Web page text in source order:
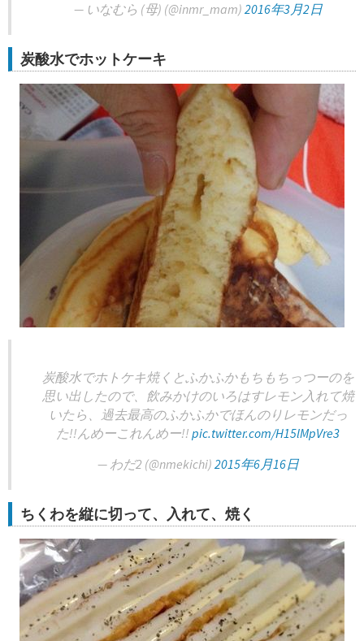
— いなむら (母) (@inmr_mam) 2016年3月2日
炭酸水でホットケーキ
炭酸水でホトケキ焼くとふかふかもちもちっつーのを
思い出したので、飲みかけのいろはすレモン入れて焼
いたら、過去最高のふかふかでほんのりレモンだっ
た!!んめーこれんめー!! pic.twitter.com/H15lMpVre3
— わだ2 (@nmekichi) 2015年6月16日
ちくわを縦に切って、入れて、焼く